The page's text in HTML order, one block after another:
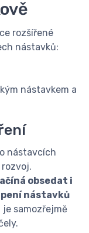
rozšířené
nástavků:
nástavkem a
nástavcích
obsedat i
nástavků
je samozřejmě